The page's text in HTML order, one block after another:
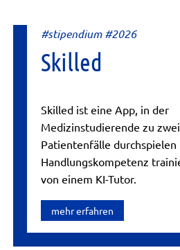
#stipendium #2026
Skilled
Skilled ist eine App, in der
Medizinstudierende zu
Patientenfälle durchspielen
Handlungskompetenz
von einem KI-Tutor.
mehr erfahren